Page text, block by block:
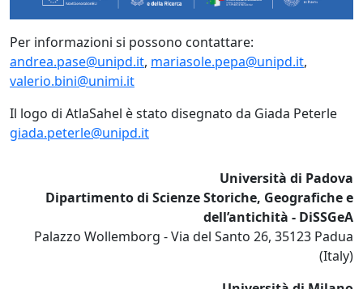
Per informazioni si possono contattare:
andrea.pase@unipd.it, mariasole.pepa@unipd.it,
valerio.bini@unimi.it
Il logo di AtlaSahel è stato disegnato da Giada Peterle
giada.peterle@unipd.it
Università di Padova
Dipartimento di Scienze Storiche, Geografiche e
dell’antichità - DiSSGeA
Palazzo Wollemborg - Via del Santo 26, 35123 Padua
(Italy)